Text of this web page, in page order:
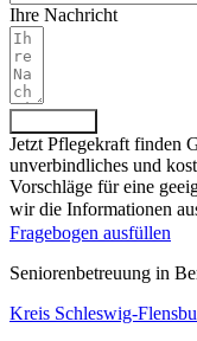
Ihre Nachricht
Jetzt Pflegekraft finden
unverbindliches und
Vorschläge für eine
wir die Informationen
Fragebogen ausfüllen
Senioren­betreuung in
Kreis Schleswig-